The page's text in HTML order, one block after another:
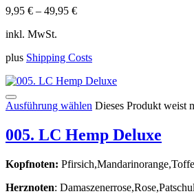
9,95 € – 49,95 €
inkl. MwSt.
plus Shipping Costs
Ausführung wählen Dieses Produkt weist
005. LC Hemp Deluxe
Kopfnoten:
Herznoten: